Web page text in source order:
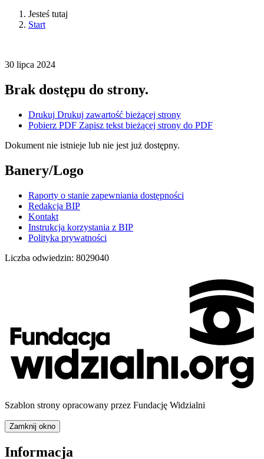
Jesteś tutaj
Start
30 lipca 2024
Brak dostępu do strony.
Drukuj Drukuj zawartość bieżącej strony
Pobierz PDF Zapisz tekst bieżącej strony do PDF
Dokument nie istnieje lub nie jest już dostępny.
Banery/Logo
Raporty o stanie zapewniania dostępności
Redakcja BIP
Kontakt
Instrukcja korzystania z BIP
Polityka prywatności
Liczba odwiedzin: 8029040
Szablon strony opracowany przez Fundację Widzialni
Zamknij okno
Informacja